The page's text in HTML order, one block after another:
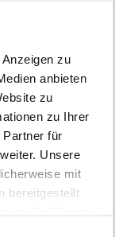
zu
anbieten
zu
zu Ihrer
Partner für
Unsere
mit
bereitgestellt
geben.